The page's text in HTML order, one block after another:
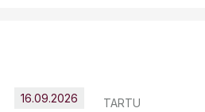
16.09.2026 TARTU